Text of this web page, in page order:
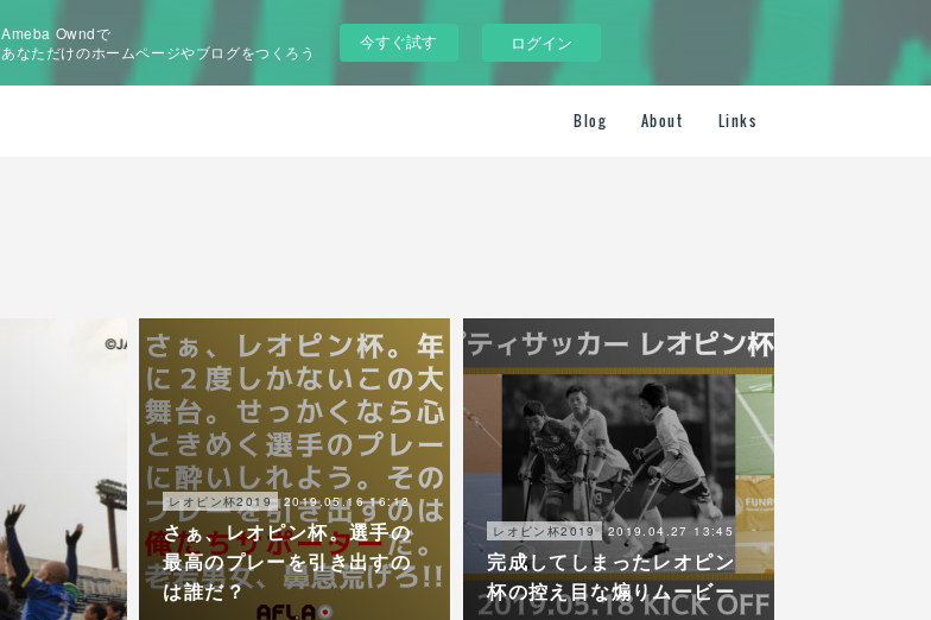
Ameba Owndで
あなただけのホームページやブログをつくろう
今すぐ試す ログイン
Blog About Links
レオピン杯2019 2019.05.16 16:12
さぁ、レオピン杯。選手の
最高のプレーを引き出すの
は誰だ？
レオピン杯2019 2019.04.27 13:45
完成してしまったレオピン
杯の控え目な煽りムービー